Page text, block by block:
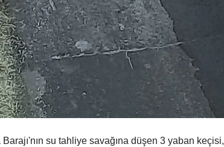
su tahliye savağına düşen 3 yaban keçisi,